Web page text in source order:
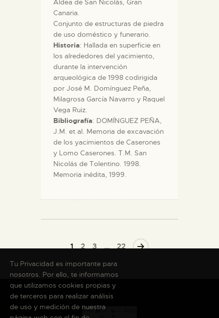
Aldea de San Nicolás, Gran
Canaria.
Conjunto de estructuras de piedra
de uso doméstico y funerario.
Historia: Hallada en superficie en
los alrededores del yacimiento,
durante la intervención
arqueológica de 1998 codirigida
por José M. Domínguez Peña,
Milagrosa García Navarro y Raquel
Vega Ruiz.
Bibliografía: DOMÍNGUEZ PEÑA,
J.M. et al. Memoria de excavación
de los yacimientos de Caserones
y Lomo Caserones. T.M. San
Nicolás de Tolentino. 1998.
Memoria inédita, 1999.
1 2 3 … 22
>
Tu Privacidad es importante para
nosotros. Por ello, te informamos
que utilizamos cookies propias y
de terceros para realizar análisis
de uso y medición de nuestra